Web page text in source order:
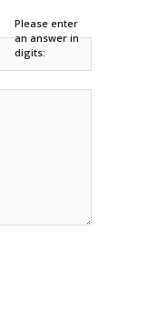
Please enter
an answer in
digits: